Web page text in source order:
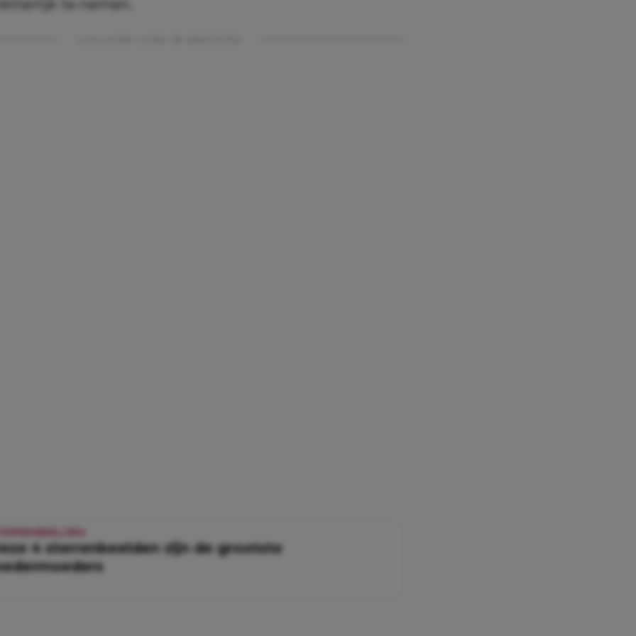
te nemen.
4 sterrenbeelden zijn de grootste